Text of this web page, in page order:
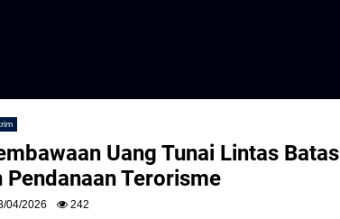
Uang Tunai Lintas Batas
Pendanaan Terorisme
04/2026 242